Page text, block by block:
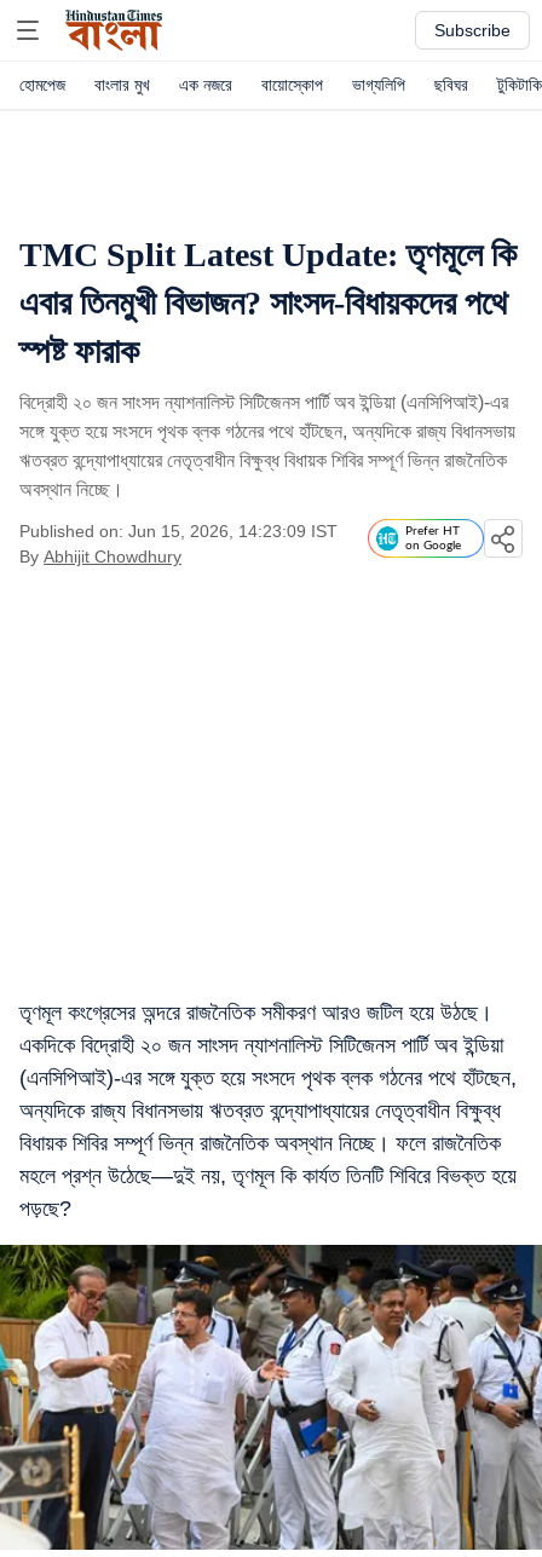
Subscribe
হোমপেজ বাংলার মুখ এক নজরে বায়োস্কোপ ভাগ্যলিপি ছবিঘর টুকিটাকি
TMC Split Latest Update: তৃণমূলে কি
এবার তিনমুখী বিভাজন? সাংসদ-বিধায়কদের পথে
স্পষ্ট ফারাক
বিদ্রোহী ২০ জন সাংসদ ন্যাশনালিস্ট সিটিজেনস পার্টি অব ইন্ডিয়া (এনসিপিআই)-এর
সঙ্গে যুক্ত হয়ে সংসদে পৃথক ব্লক গঠনের পথে হাঁটছেন, অন্যদিকে রাজ্য বিধানসভায়
ঋতব্রত বন্দ্যোপাধ্যায়ের নেতৃত্বাধীন বিক্ষুব্ধ বিধায়ক শিবির সম্পূর্ণ ভিন্ন রাজনৈতিক
অবস্থান নিচ্ছে।
Published on: Jun 15, 2026, 14:23:09 IST
By Abhijit Chowdhury
Prefer HT
on Google
তৃণমূল কংগ্রেসের অন্দরে রাজনৈতিক সমীকরণ আরও জটিল হয়ে উঠছে।
একদিকে বিদ্রোহী ২০ জন সাংসদ ন্যাশনালিস্ট সিটিজেনস পার্টি অব ইন্ডিয়া
(এনসিপিআই)-এর সঙ্গে যুক্ত হয়ে সংসদে পৃথক ব্লক গঠনের পথে হাঁটছেন,
অন্যদিকে রাজ্য বিধানসভায় ঋতব্রত বন্দ্যোপাধ্যায়ের নেতৃত্বাধীন বিক্ষুব্ধ
বিধায়ক শিবির সম্পূর্ণ ভিন্ন রাজনৈতিক অবস্থান নিচ্ছে। ফলে রাজনৈতিক
মহলে প্রশ্ন উঠেছে—দুই নয়, তৃণমূল কি কার্যত তিনটি শিবিরে বিভক্ত হয়ে
পড়ছে?